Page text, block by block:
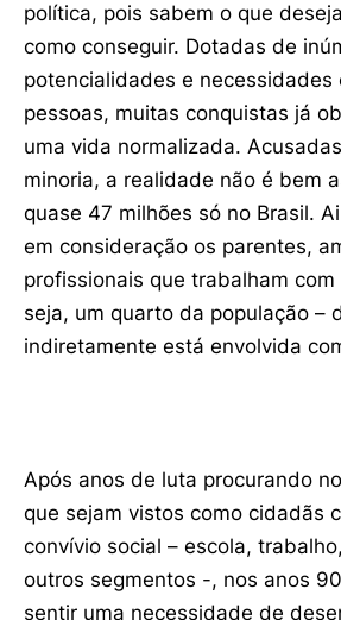
política, pois sabem o que
como conseguir. Dotadas de
potencialidades e necessidades
pessoas, muitas conquistas já
uma vida normalizada.
minoria, a realidade não é bem
quase 47 milhões só no Brasil.
em consideração os parentes,
profissionais que trabalham com
seja, um quarto da população –
indiretamente está envolvida
Após anos de luta procurando
que sejam vistos como cidadãs
convívio social – escola,
outros segmentos -, nos anos
sentir uma necessidade de